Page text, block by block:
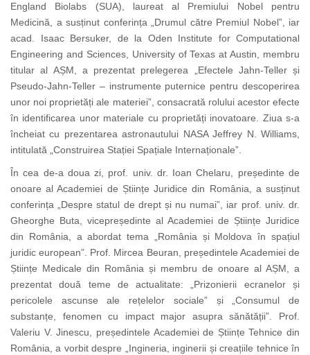
England Biolabs (SUA), laureat al Premiului Nobel pentru
Medicină, a susținut conferința „Drumul către Premiul Nobel”, iar
acad. Isaac Bersuker, de la Oden Institute for Computational
Engineering and Sciences, University of Texas at Austin, membru
titular al AȘM, a prezentat prelegerea „Efectele Jahn-Teller și
Pseudo-Jahn-Teller – instrumente puternice pentru descoperirea
unor noi proprietăți ale materiei”, consacrată rolului acestor efecte
în identificarea unor materiale cu proprietăți inovatoare. Ziua s-a
încheiat cu prezentarea astronautului NASA Jeffrey N. Williams,
intitulată „Construirea Stației Spațiale Internaționale”.
În cea de-a doua zi, prof. univ. dr. Ioan Chelaru, președinte de
onoare al Academiei de Științe Juridice din România, a susținut
conferința „Despre statul de drept și nu numai”, iar prof. univ. dr.
Gheorghe Buta, vicepreședinte al Academiei de Științe Juridice
din România, a abordat tema „România și Moldova în spațiul
juridic european”. Prof. Mircea Beuran, președintele Academiei de
Științe Medicale din România și membru de onoare al AȘM, a
prezentat două teme de actualitate: „Prizonierii ecranelor și
pericolele ascunse ale rețelelor sociale” și „Consumul de
substanțe, fenomen cu impact major asupra sănătății”. Prof.
Valeriu V. Jinescu, președintele Academiei de Științe Tehnice din
România, a vorbit despre „Ingineria, inginerii și creațiile tehnice în